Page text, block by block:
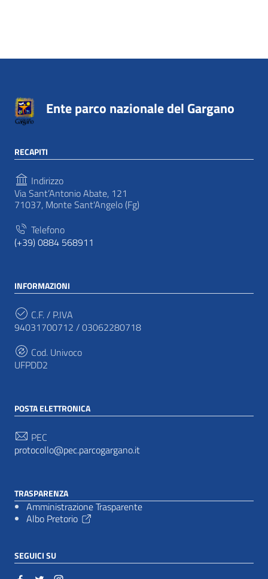
Ente parco nazionale del Gargano
RECAPITI
Indirizzo
Via Sant’Antonio Abate, 121
71037, Monte Sant'Angelo (Fg)
Telefono
(+39) 0884 568911
INFORMAZIONI
C.F. / P.IVA
94031700712 / 03062280718
Cod. Univoco
UFPDD2
POSTA ELETTRONICA
PEC
protocollo@pec.parcogargano.it
TRASPARENZA
Amministrazione Trasparente
Albo Pretorio
SEGUICI SU